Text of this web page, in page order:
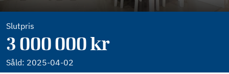
Slutpris
3 000 000 kr
Såld: 2025-04-02